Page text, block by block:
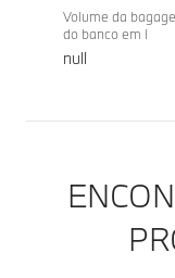
Volume da
do banco em l
null